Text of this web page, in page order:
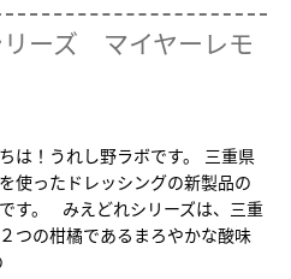
リーズ マイヤーレモ
は！うれし野ラボです。 三重県
使ったドレッシングの新製品の
す。 みえどれシリーズは、三重
つの柑橘であるまろやかな酸味